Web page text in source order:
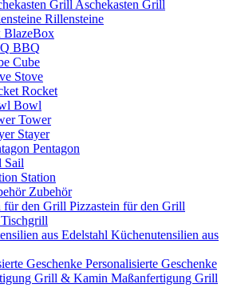
Aschekasten Grill
Rillensteine
BlazeBox
BBQ
Cube
Stove
Rocket
Bowl
Tower
Stayer
Pentagon
Sail
Station
Zubehör
Pizzastein für den Grill
Tischgrill
Küchenutensilien aus
Personalisierte Geschenke
Maßanfertigung Grill